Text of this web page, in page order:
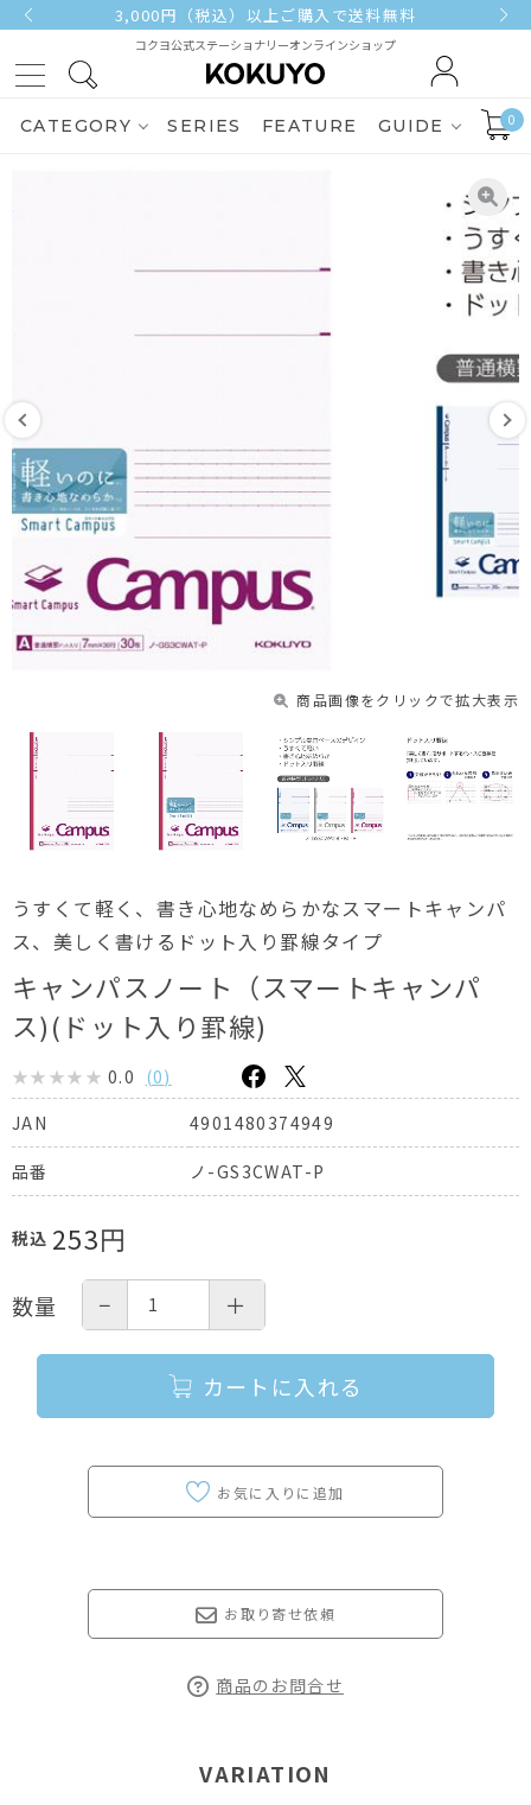
3,000円（税込）以上ご購入で送料無料
コクヨ公式ステーショナリーオンラインショップ
CATEGORY SERIES FEATURE GUIDE 0
商品画像をクリックで拡大表示
うすくて軽く、書き心地なめらかなスマートキャンパ
ス、美しく書けるドット入り罫線タイプ
キャンパスノート（スマートキャンパ
ス)(ドット入り罫線)
0.0 (0)
JAN
4901480374949
品番 ノ-GS3CWAT-P
税込 253円
数量 − ＋
カートに入れる
お取り寄せ依頼
商品のお問合せ
VARIATION